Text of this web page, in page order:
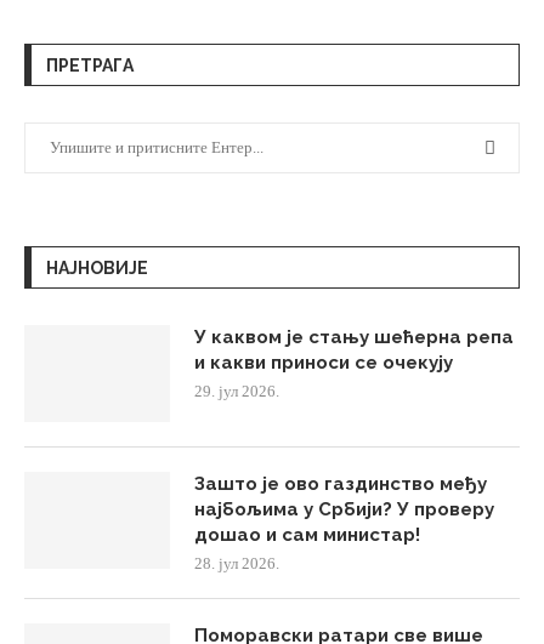
ПРЕТРАГА
НАЈНОВИЈЕ
У каквом је стању шећерна репа
и какви приноси се очекују
29. јул 2026.
Зашто је ово газдинство међу
најбољима у Србији? У проверу
дошао и сам министар!
28. јул 2026.
Поморавски ратари све више